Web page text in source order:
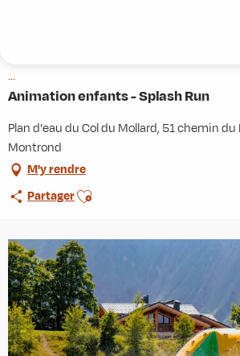
...
Animation enfants - Splash Run
Plan d'eau du Col du Mollard, 51 chemin
Montrond
M'y rendre
PartagerAjouter aux favoris